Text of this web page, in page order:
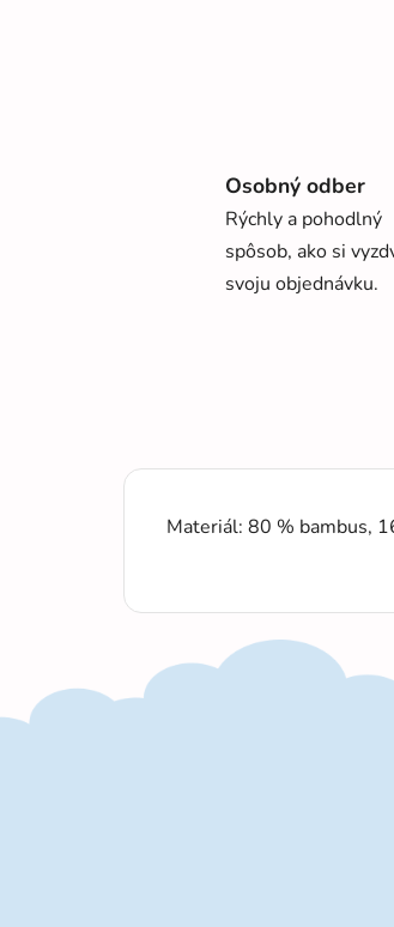
Osobný odber
Rýchly a pohodlný
spôsob, ako si
svoju objednávku.
Materiál: 80 % bambus,